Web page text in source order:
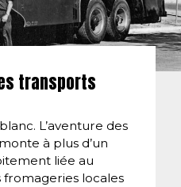
transports
L’aventure des
à plus d’un
liée au
locales